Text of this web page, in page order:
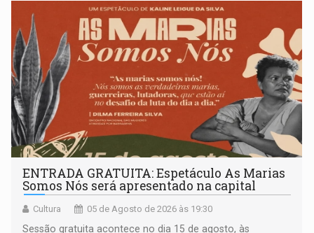
ENTRADA GRATUITA: Espetáculo As Marias
Somos Nós será apresentado na capital
Cultura 05 de Agosto de 2026 às 19:30
Sessão gratuita acontece no dia 15 de agosto, às